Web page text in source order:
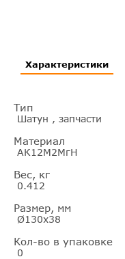
Характеристики
Тип
Шатун , запчасти
Материал
АК12М2МгН
Вес, кг
0.412
Размер, мм
Ø130х38
Кол-во в упаковке
0